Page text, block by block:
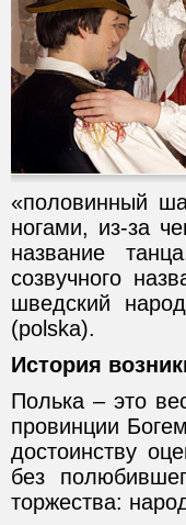
«половинный
ногами, из-за
название
созвучного
шведский
(polska).
История
Полька – это
провинции
достоинству
без
торжества: